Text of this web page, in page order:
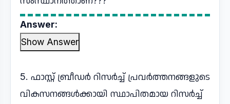
Answer:
Show Answer
5. ഫാസ്റ്റ് ബ്രീഡർ റിസർച്ച് പ്രവർത്തനങ്ങളുടെ
വികസനങ്ങൾക്കായി സ്ഥാപിതമായ റിസർച്ച്